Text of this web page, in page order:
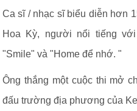
Ca sĩ / nhạc sĩ biểu diễn hơn
Hoa Kỳ, người nổi tiếng
"Smile" và "Home để nhớ. "
Ông thắng một cuộc thi mở
đấu trường địa phương của